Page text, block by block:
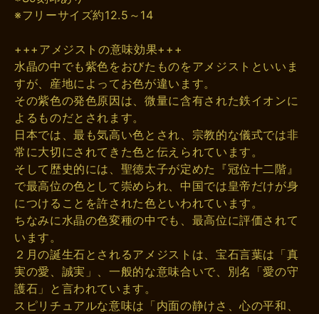
※フリーサイズ約12.5～14
+++アメジストの意味効果+++
水晶の中でも紫色をおびたものをアメジストといいま
すが、産地によってお色が違います。
その紫色の発色原因は、微量に含有された鉄イオンに
よるものだとされます。
日本では、最も気高い色とされ、宗教的な儀式では非
常に大切にされてきた色と伝えられています。
そして歴史的には、聖徳太子が定めた『冠位十二階』
で最高位の色として崇められ、中国では皇帝だけが身
につけることを許された色といわれています。
ちなみに水晶の色変種の中でも、最高位に評価されて
います。
２月の誕生石とされるアメジストは、宝石言葉は「真
実の愛、誠実」、一般的な意味合いで、別名「愛の守
護石」と言われています。
スピリチュアルな意味は「内面の静けさ、心の平和、